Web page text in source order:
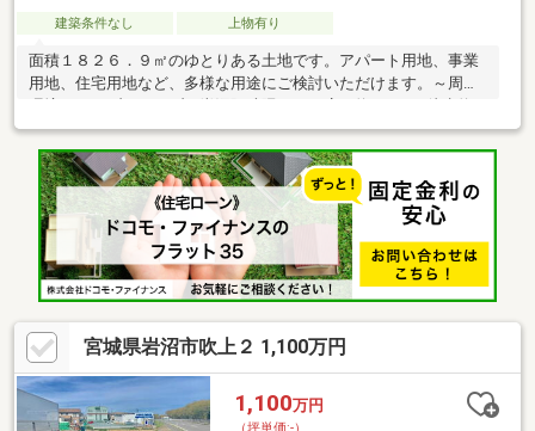
建築条件なし 上物有り
面積１８２６．９㎡のゆとりある土地です。アパート用地、事業
用地、住宅用地など、多様な用途にご検討いただけます。～周辺
環境～・セブンイレブン岩沼阿武隈２丁目店 約290ｍ 徒歩約4
分・岩沼市立岩沼南小学校 約820ｍ 徒歩約11分・岩沼市立岩
沼中学校 約1005ｍ 徒歩約13分 現況：倉庫有。※現況と相違す
る場合は現況優先とします。
宮城県岩沼市吹上２ 1,100万円
1,100万円
（坪単価:-）